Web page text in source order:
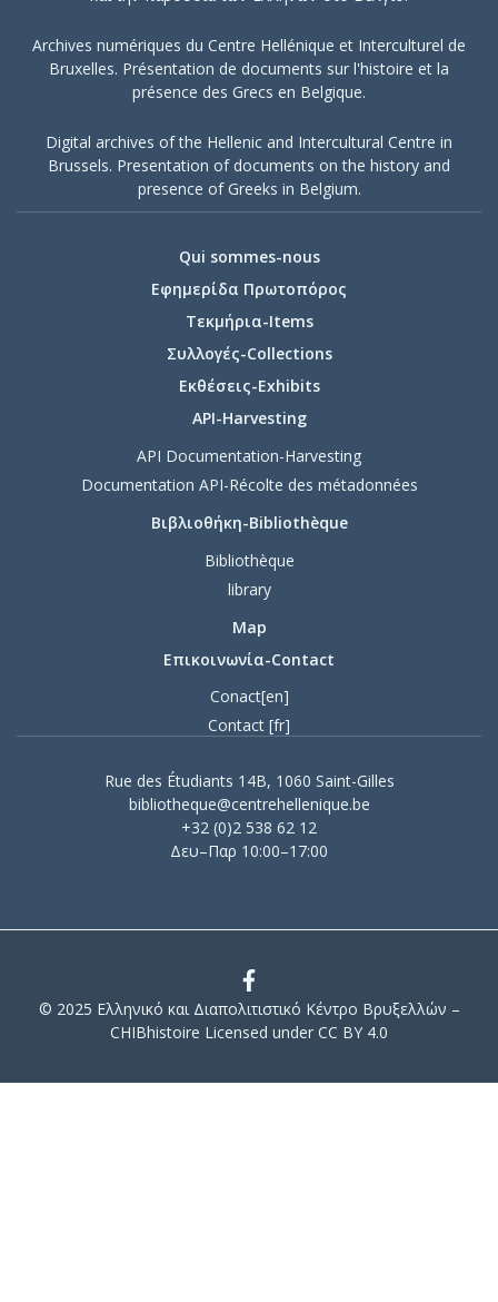
έκδοσης.
Archives numériques du Centre Hellénique et Interculturel de
Bruxelles. Présentation de documents sur l'histoire et la
présence des Grecs en Belgique.
Digital archives of the Hellenic and Intercultural Centre in
Brussels. Presentation of documents on the history and
presence of Greeks in Belgium.
Qui sommes-nous
Εφημερίδα Πρωτοπόρος
Τεκμήρια-Items
Συλλογές-Collections
Εκθέσεις-Exhibits
API-Harvesting
API Documentation-Harvesting
Documentation API-Récolte des métadonnées
Βιβλιοθήκη-Bibliothèque
Bibliothèque
library
Map
Επικοινωνία-Contact
Conact[en]
Contact [fr]
Rue des Étudiants 14B, 1060 Saint-Gilles
bibliotheque@centrehellenique.be
+32 (0)2 538 62 12
Δευ–Παρ 10:00–17:00
© 2025 Ελληνικό και Διαπολιτιστικό Κέντρο Βρυξελλών –
CHIBhistoire Licensed under CC BY 4.0